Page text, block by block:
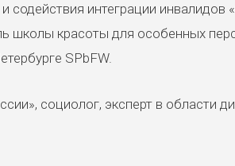
интеграции
красоты для особенных
SPbFW.
социолог, эксперт в области